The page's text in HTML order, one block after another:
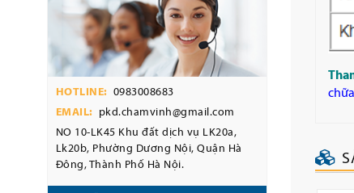
HOTLINE: 0983008683
EMAIL: pkd.chamvinh@gmail.com
NO 10-LK45 Khu đất dịch vụ LK20a,
Lk20b, Phường Dương Nội, Quận Hà
Đông, Thành Phố Hà Nội.